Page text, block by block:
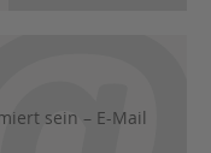
sein – E-Mail